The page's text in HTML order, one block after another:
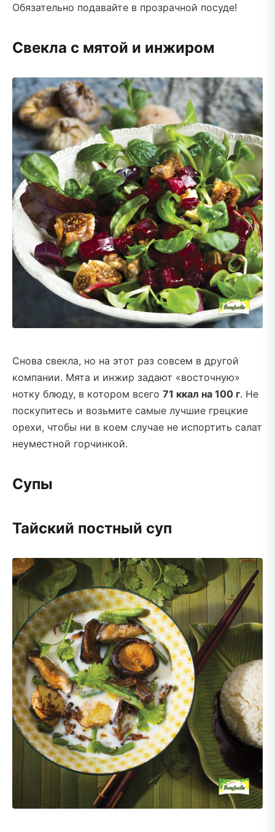
Обязательно подавайте в прозрачной посуде!
Свекла с мятой и инжиром
Снова свекла, но на этот раз совсем в другой
компании. Мята и инжир задают «восточную»
нотку блюду, в котором всего 71 ккал на 100 г. Не
поскупитесь и возьмите самые лучшие грецкие
орехи, чтобы ни в коем случае не испортить салат
неуместной горчинкой.
Супы
Тайский постный суп